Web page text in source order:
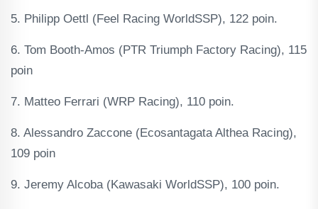
5. Philipp Oettl (Feel Racing WorldSSP), 122 poin.
6. Tom Booth-Amos (PTR Triumph Factory Racing), 115
poin
7. Matteo Ferrari (WRP Racing), 110 poin.
8. Alessandro Zaccone (Ecosantagata Althea Racing),
109 poin
9. Jeremy Alcoba (Kawasaki WorldSSP), 100 poin.